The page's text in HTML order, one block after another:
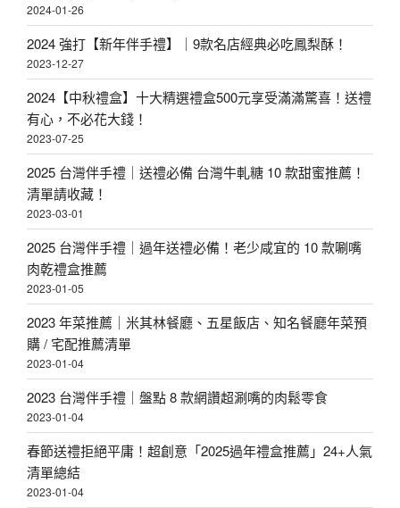
2024-01-26
2024 強打【新年伴手禮】｜9款名店經典必吃鳳梨酥！
2023-12-27
2024【中秋禮盒】十大精選禮盒500元享受滿滿驚喜！送禮
有心，不必花大錢！
2023-07-25
2025 台灣伴手禮｜送禮必備 台灣牛軋糖 10 款甜蜜推薦！
清單請收藏！
2023-03-01
2025 台灣伴手禮｜過年送禮必備！老少咸宜的 10 款唰嘴
肉乾禮盒推薦
2023-01-05
2023 年菜推薦｜米其林餐廳、五星飯店、知名餐廳年菜預
購 / 宅配推薦清單
2023-01-04
2023 台灣伴手禮｜盤點 8 款網讚超涮嘴的肉鬆零食
2023-01-04
春節送禮拒絕平庸！超創意「2025過年禮盒推薦」24+人氣
清單總結
2023-01-04